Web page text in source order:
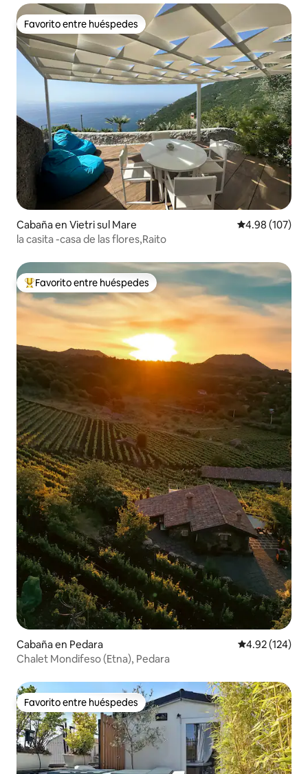
Favorito entre huéspedes
Favorito entre huéspedes
Cabaña en Vietri sul Mare Calificación
4.98 (107)
la casita -casa de las flores,Raito
Favorito entre huéspedes preferido
Favorito entre huéspedes
Cabaña en Pedara Calificación
4.92 (124)
Chalet Mondifeso (Etna), Pedara
Favorito entre huéspedes
Favorito entre huéspedes